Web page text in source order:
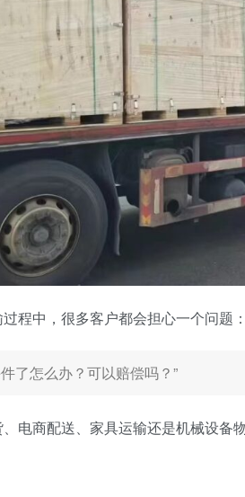
程中，很多客户都会担心一个问题：
了怎么办？可以赔偿吗？”
电商配送、家具运输还是机械设备